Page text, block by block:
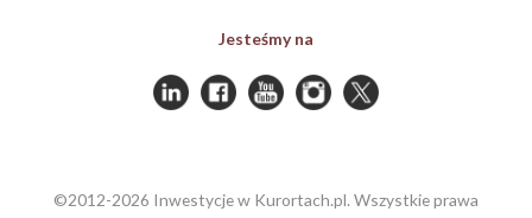
Jesteśmy na
©2012-2026 Inwestycje w Kurortach.pl. Wszystkie prawa